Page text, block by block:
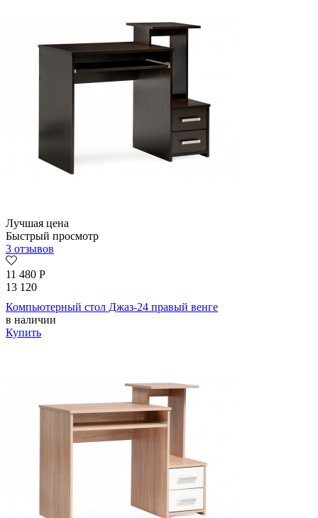
Лучшая цена
Быстрый просмотр
3 отзывов
11 480 Р
13 120
Компьютерный стол Джаз-24 правый венге
в наличии
Купить